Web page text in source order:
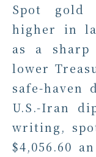
Spot gold
higher in
as a
lower
safe-haven
U.S.-Iran
writing,
$4,056.60